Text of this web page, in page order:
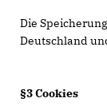
Die
Deutschland
§3 Cookies